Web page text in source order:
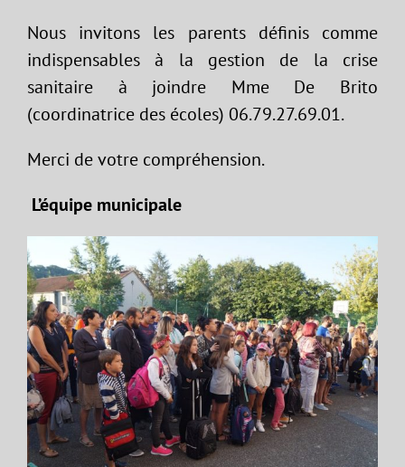
Nous invitons les parents définis comme
indispensables à la gestion de la crise
sanitaire à joindre Mme De Brito
(coordinatrice des écoles) 06.79.27.69.01.
Merci de votre compréhension.
L’équipe municipale